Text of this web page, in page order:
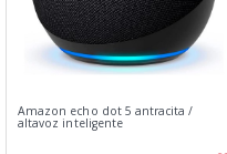
Amazon echo dot 5 antracita /
altavoz inteligente